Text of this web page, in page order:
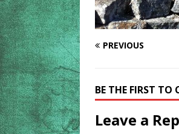
PREVIOUS
BE THE FIRST TO
Leave a